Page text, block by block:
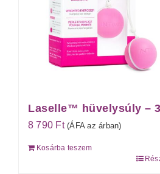
Laselle™ hüvelysúly –
8 790 Ft (ÁFA az árban)
Kosárba teszem